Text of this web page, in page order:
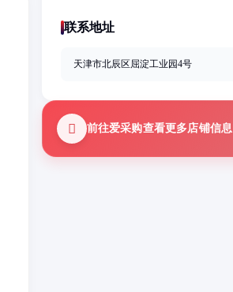
联系地址
天津市北辰区屈淀工业园4号
前往爱采购查看更多店铺信息